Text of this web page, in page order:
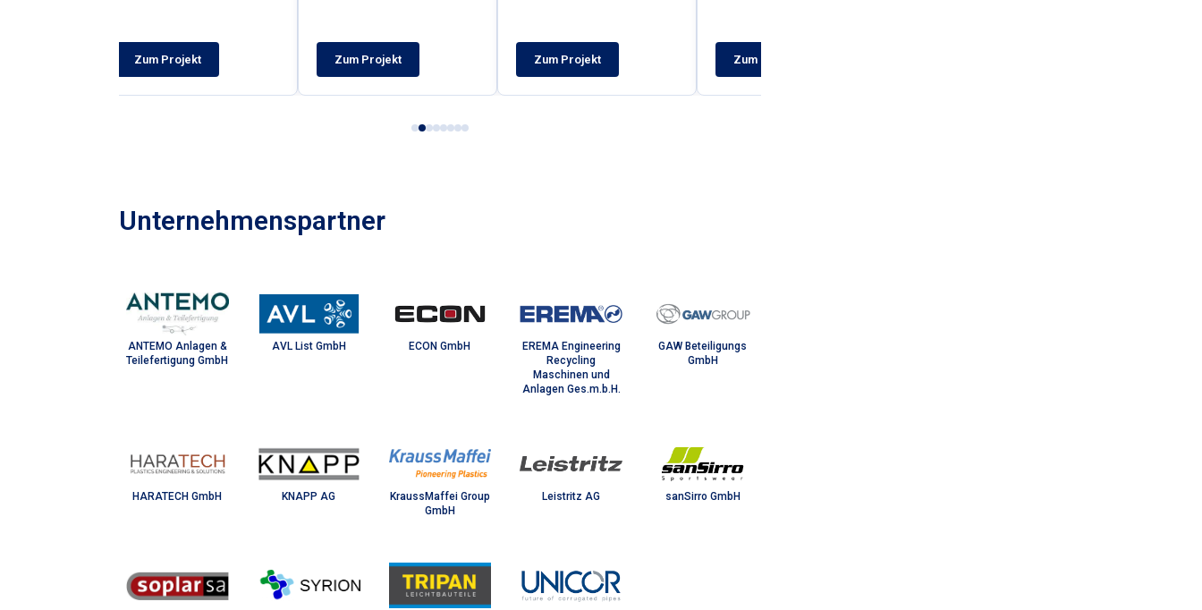
Zum Projekt Zum Projekt Zum Projekt Zum Projekt
Unternehmenspartner
ANTEMO Anlagen &
Teilefertigung GmbH
AVL List GmbH ECON GmbH
EREMA Engineering
Recycling
Maschinen und
Anlagen Ges.m.b.H.
GAW Beteiligungs
GmbH
HARATECH GmbH KNAPP AG
KraussMaffei Group
GmbH
Leistritz AG sanSirro GmbH